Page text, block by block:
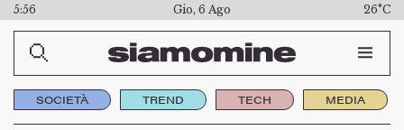
5:56 Gio, 6 Ago 26°C
SOCIETÀ TREND TECH MEDIA